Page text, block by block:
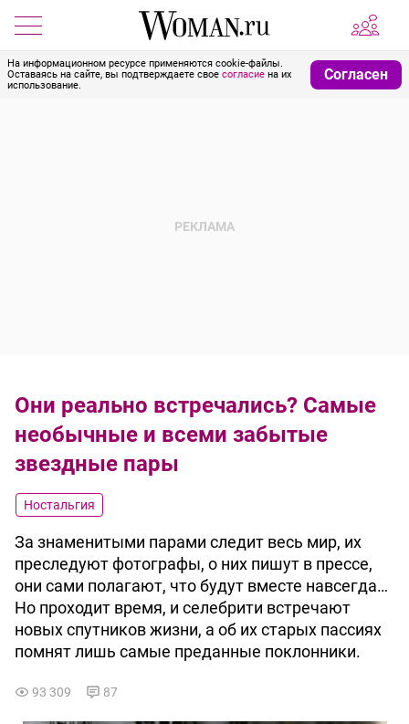
На информационном ресурсе применяются cookie-файлы.
Оставаясь на сайте, вы подтверждаете свое согласие на их
использование.
Согласен
Они реально встречались? Самые
необычные и всеми забытые
звездные пары
Ностальгия
За знаменитыми парами следит весь мир, их
преследуют фотографы, о них пишут в прессе,
они сами полагают, что будут вместе навсегда…
Но проходит время, и селебрити встречают
новых спутников жизни, а об их старых пассиях
помнят лишь самые преданные поклонники.
93 309 87